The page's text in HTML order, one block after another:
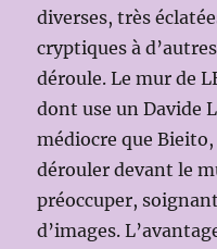
diverses, très
cryptiques à
déroule. Le mur de
dont use un Davide
médiocre que
dérouler devant le
préoccuper,
d’images.